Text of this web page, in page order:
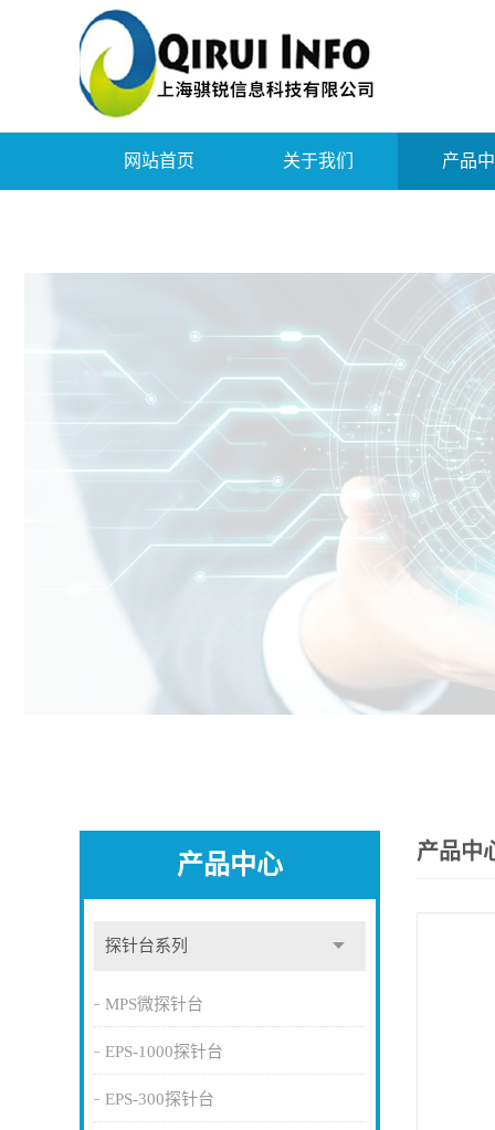
网站首页 关于我们 产品
产品中心
探针台系列
MPS微探针台
EPS-1000探针台
EPS-300探针台
产品中